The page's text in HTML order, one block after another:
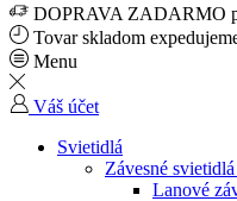
DOPRAVA ZADARMO
Tovar skladom
Menu
Váš účet
Svietidlá
Závesné
Lanové